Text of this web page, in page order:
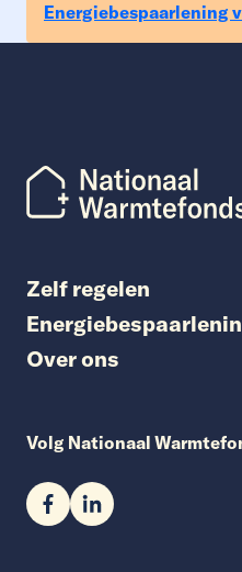
Energiebespaarlening
Zelf regelen
Over ons
Volg Nationaal